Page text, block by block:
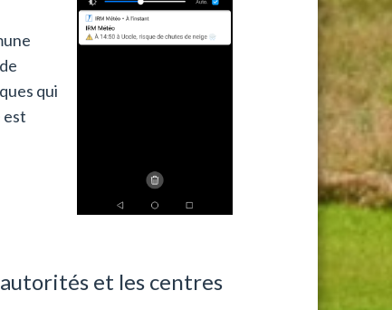
qui
est
et les centres